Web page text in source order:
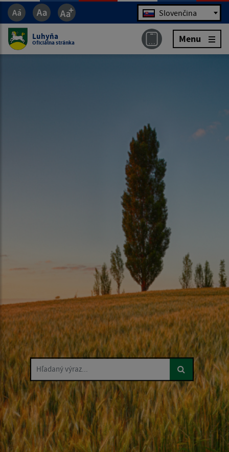
Jazyk Slovenčina
Luhyňa
Oficiálna stránka Menu
Hľadaný výraz...